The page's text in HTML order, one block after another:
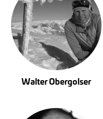
Walter Obergolser